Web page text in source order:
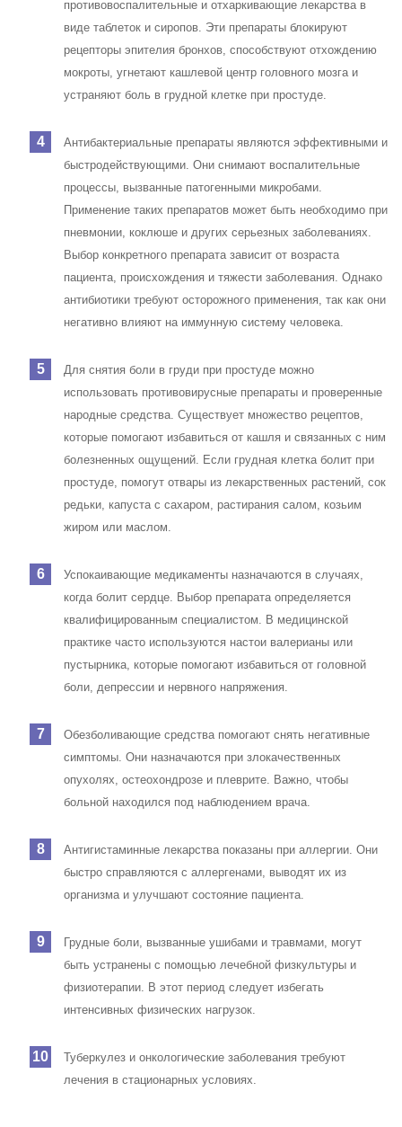
противовоспалительные и отхаркивающие лекарства в
виде таблеток и сиропов. Эти препараты блокируют
рецепторы эпителия бронхов, способствуют отхождению
мокроты, угнетают кашлевой центр головного мозга и
устраняют боль в грудной клетке при простуде.
Антибактериальные препараты являются эффективными и
быстродействующими. Они снимают воспалительные
процессы, вызванные патогенными микробами.
Применение таких препаратов может быть необходимо при
пневмонии, коклюше и других серьезных заболеваниях.
Выбор конкретного препарата зависит от возраста
пациента, происхождения и тяжести заболевания. Однако
антибиотики требуют осторожного применения, так как они
негативно влияют на иммунную систему человека.
Для снятия боли в груди при простуде можно
использовать противовирусные препараты и проверенные
народные средства. Существует множество рецептов,
которые помогают избавиться от кашля и связанных с ним
болезненных ощущений. Если грудная клетка болит при
простуде, помогут отвары из лекарственных растений, сок
редьки, капуста с сахаром, растирания салом, козьим
жиром или маслом.
Успокаивающие медикаменты назначаются в случаях,
когда болит сердце. Выбор препарата определяется
квалифицированным специалистом. В медицинской
практике часто используются настои валерианы или
пустырника, которые помогают избавиться от головной
боли, депрессии и нервного напряжения.
Обезболивающие средства помогают снять негативные
симптомы. Они назначаются при злокачественных
опухолях, остеохондрозе и плеврите. Важно, чтобы
больной находился под наблюдением врача.
Антигистаминные лекарства показаны при аллергии. Они
быстро справляются с аллергенами, выводят их из
организма и улучшают состояние пациента.
Грудные боли, вызванные ушибами и травмами, могут
быть устранены с помощью лечебной физкультуры и
физиотерапии. В этот период следует избегать
интенсивных физических нагрузок.
Туберкулез и онкологические заболевания требуют
лечения в стационарных условиях.